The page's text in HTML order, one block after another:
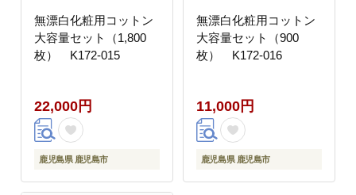
無漂白化粧用コットン
大容量セット（1,800
枚） K172-015
22,000円
鹿児島県 鹿児島市
無漂白化粧用コットン
大容量セット（900
枚） K172-016
11,000円
鹿児島県 鹿児島市